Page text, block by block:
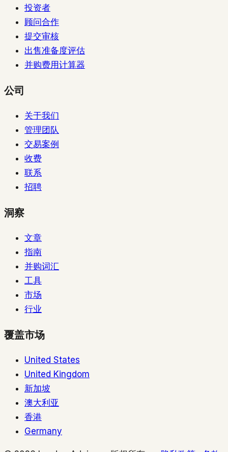
投资者
顾问合作
提交审核
出售准备度评估
并购费用计算器
公司
关于我们
管理团队
交易案例
收费
联系
招聘
洞察
文章
指南
并购词汇
工具
市场
行业
覆盖市场
United States
United Kingdom
新加坡
澳大利亚
香港
Germany